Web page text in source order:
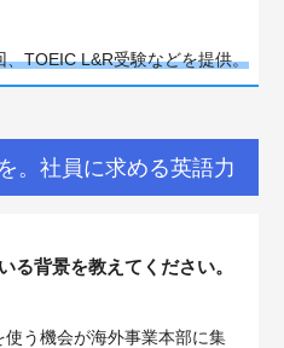
、TOEIC L&R受験などを提供。
。社員に求める英語力
る背景を教えてください。
使う機会が海外事業本部に集